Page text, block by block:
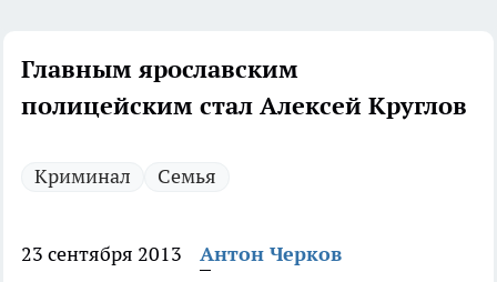
Главным ярославским
полицейским стал Алексей Круглов
Криминал Семья
23 сентября 2013
Антон Черков